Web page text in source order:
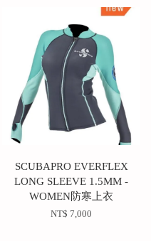
SCUBAPRO EVERFLEX
LONG SLEEVE 1.5MM -
WOMEN防寒上衣
NT$ 7,000